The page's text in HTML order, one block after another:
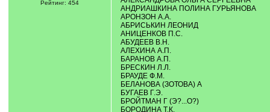
Рейтинг: 454
АНДРИАШКИНА ПОЛИНА ГУРЬЯНОВА
АРОНЗОН А.А.
АБРИСЬКИН ЛЕОНИД
АНИЦЕНКОВ П.С.
АБУДЕЕВ В.Н.
АЛЕХИНА А.П.
БАРАНОВ А.П.
БРЕСКИН Л.Л.
БРАУДЕ Ф.М.
БЕЛАНОВА (ЗОТОВА) А
БУГАЕВ Г.Э.
БРОЙТМАН Г (Э?...О?)
БОРОДИНА Т.К.